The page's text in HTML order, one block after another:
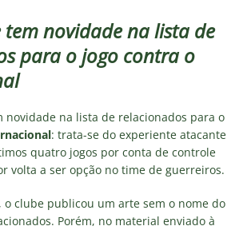
tem novidade na lista de
para o jogo contra o
novidade na lista de relacionados para o
: trata-se do experiente atacante
quatro jogos por conta de controle
volta a ser opção no time de guerreiros.
o clube publicou um arte sem o nome do
Porém, no material enviado à